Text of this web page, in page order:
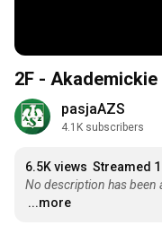
2F -
pasjaAZS
4.1K subscribers
6.5K views Streamed
No description has been
...more